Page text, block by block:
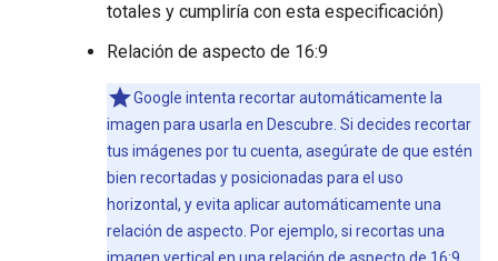
totales y cumpliría con esta especificación)
Relación de aspecto de 16:9
Google intenta recortar automáticamente la
imagen para usarla en Descubre. Si decides recortar
tus imágenes por tu cuenta, asegúrate de que estén
bien recortadas y posicionadas para el uso
horizontal, y evita aplicar automáticamente una
relación de aspecto. Por ejemplo, si recortas una